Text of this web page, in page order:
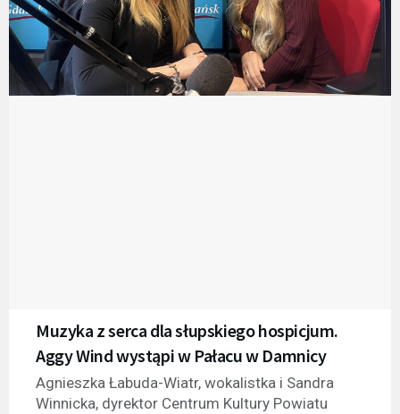
Muzyka z serca dla słupskiego hospicjum.
Aggy Wind wystąpi w Pałacu w Damnicy
Agnieszka Łabuda-Wiatr, wokalistka i Sandra
Winnicka, dyrektor Centrum Kultury Powiatu